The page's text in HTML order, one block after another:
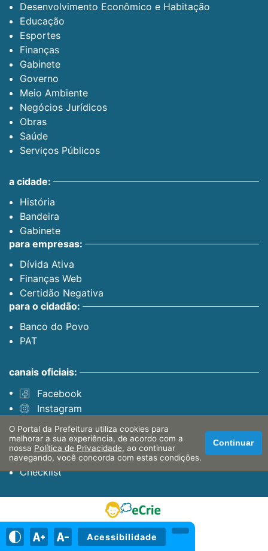
Acessibilidade
Desenvolvimento Econômico e Habitação
Educação
Esportes
Finanças
Gabinete
Governo
Meio Ambiente
Negócios Jurídicos
Obras
Saúde
Serviços Públicos
a cidade:
História
Bandeira
Gabinete
para empresas:
Dívida Ativa
Finanças Web
Certidão Negativa
para o cidadão:
Banco do Povo
PAT
canais oficiais:
Facebook
Instagram
Youtube
servidor:
Sistema Interno
Checklist
O Portal da Prefeitura utiliza cookies para
melhorar a sua experiência, de acordo com a
nossa Política de Privacidade, ao continuar
navegando, você concorda com estas condições.
Continuar